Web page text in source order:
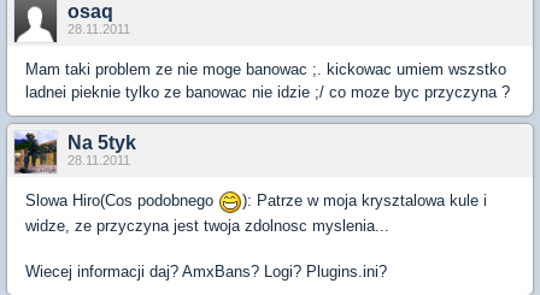
osaq
28.11.2011
Mam taki problem ze nie moge banowac ;. kickowac umiem wszstko
ladnei pieknie tylko ze banowac nie idzie ;/ co moze byc przyczyna ?
Na 5tyk
28.11.2011
Slowa Hiro(Cos podobnego
): Patrze w moja krysztalowa kule i
widze, ze przyczyna jest twoja zdolnosc myslenia...
Wiecej informacji daj? AmxBans? Logi? Plugins.ini?